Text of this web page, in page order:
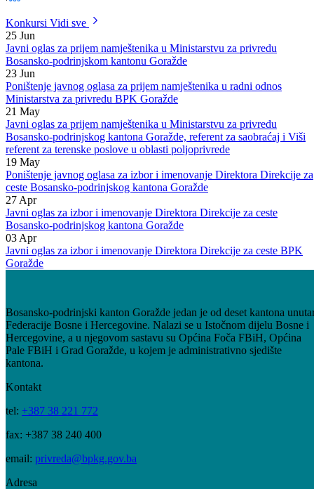
za 2016. godinu
|
DOCX
KonkursiVidi sve
25 Jun
Javni oglas za prijem namještenika u Ministarstvu za privredu
Bosansko-podrinjskom kantonu Goražde
23 Jun
Poništenje javnog oglasa za prijem namještenika u radni odnos
Ministarstva za privredu BPK Goražde
21 May
Javni oglas za prijem namještenika u Ministarstvu za privredu
Bosansko-podrinjskog kantona Goražde, referent za saobraćaj i Viši
referent za terenske poslove u oblasti poljoprivrede
19 May
Poništenje javnog oglasa za izbor i imenovanje Direktora Direkcije za
ceste Bosansko-podrinjskog kantona Goražde
27 Apr
Javni oglas za izbor i imenovanje Direktora Direkcije za ceste
Bosansko-podrinjskog kantona Goražde